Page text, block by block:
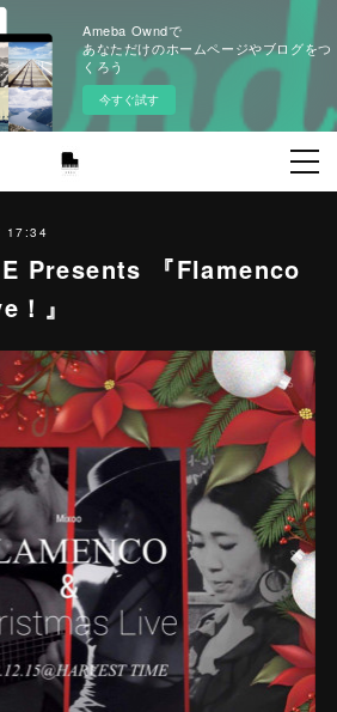
Ameba Owndで
あなただけのホームページやブログをつ
くろう
今すぐ試す
17:34
Presents 『Flamenco
』